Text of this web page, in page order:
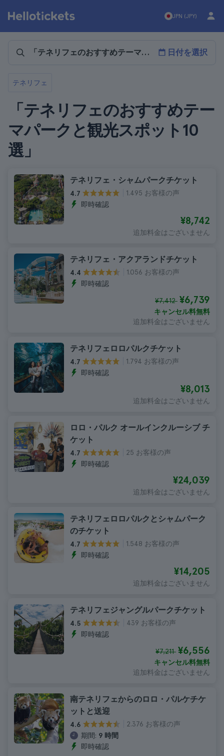
JPN (JPY)
日付を選択
テネリフェ
「テネリフェのおすすめテー
マパークと観光スポット10
選」
テネリフェ・シャムパークチケット
4.7
1.495 お客様の声
即時確認
¥8,742
追加料金はございません
テネリフェ・アクアランドチケット
4.4
1.056 お客様の声
即時確認
¥7,412 ¥6,739
キャンセル料無料
追加料金はございません
テネリフェロロパルクチケット
4.7
1.794 お客様の声
即時確認
¥8,013
追加料金はございません
ロロ・パルク オールインクルーシブ チ
ケット
4.7
25 お客様の声
即時確認
¥24,039
追加料金はございません
テネリフェロロパルクとシャムパーク
のチケット
4.7
1.548 お客様の声
即時確認
¥14,205
追加料金はございません
テネリフェジャングルパークチケット
4.5
439 お客様の声
即時確認
¥7,211 ¥6,556
キャンセル料無料
追加料金はございません
南テネリフェからのロロ・パルケチケ
ットと送迎
4.6
2.376 お客様の声
期間: 9 時間
即時確認